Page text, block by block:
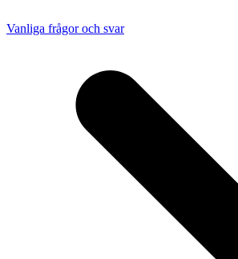
Vanliga frågor och svar